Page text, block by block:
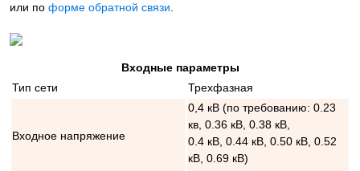
или по форме обратной связи.
Входные параметры
Тип сети
Трехфазная
Входное напряжение
0,4 кВ (по требованию: 0.23
кв, 0.36 кВ, 0.38 кВ,
0.4 кВ, 0.44 кВ, 0.50 кВ, 0.52
кВ, 0.69 кВ)